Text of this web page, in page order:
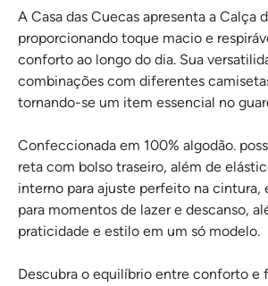
A Casa das Cuecas apresenta a Calça
proporcionando toque macio e
conforto ao longo do dia. Sua
combinações com diferentes
tornando-se um item essencial no
Confeccionada em 100% algodão.
reta com bolso traseiro, além de
interno para ajuste perfeito na cintura,
para momentos de lazer e descanso,
praticidade e estilo em um só modelo.
Descubra o equilíbrio entre conforto e